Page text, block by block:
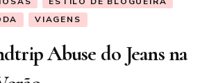
VIAGENS
Abuse do Jeans na